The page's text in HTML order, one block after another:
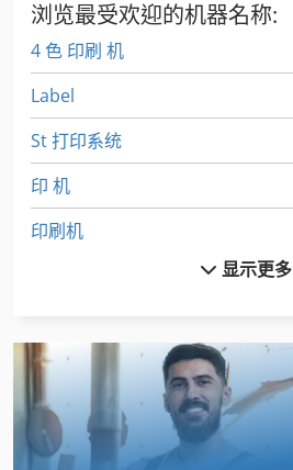
浏览最受欢迎的机器名称:
4 色 印刷 机
Label
St 打印系统
印 机
印刷机
卷 板 机
大 幅面 打印机
托盘 包装
显示更多